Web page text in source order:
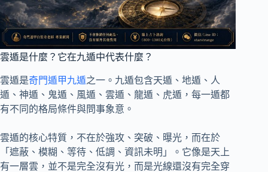
雲遁是什麼？它在九遁中代表什麼？
雲遁是奇門遁甲九遁之一。九遁包含天遁、地遁、人
遁、神遁、鬼遁、風遁、雲遁、龍遁、虎遁，每一遁都
有不同的格局條件與問事象意。
雲遁的核心特質，不在於強攻、突破、曝光，而在於
「遮蔽、模糊、等待、低調、資訊未明」。它像是天上
有一層雲，並不是完全沒有光，而是光線還沒有完全穿